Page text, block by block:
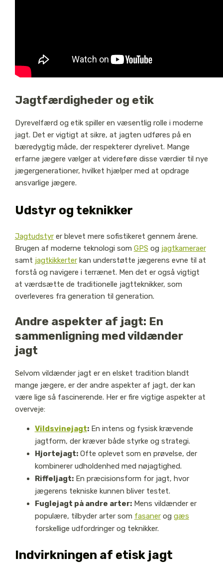
Jagtfærdigheder og etik
Dyrevelfærd og etik spiller en væsentlig rolle i moderne
jagt. Det er vigtigt at sikre, at jagten udføres på en
bæredygtig måde, der respekterer dyrelivet. Mange
erfarne jægere vælger at videreføre disse værdier til nye
jægergenerationer, hvilket hjælper med at opdrage
ansvarlige jægere.
Udstyr og teknikker
Jagtudstyrer blevet mere sofistikeret gennem årene.
Brugen af moderne teknologi som GPS og jagtkameraer
samt jagtkikkerterkan understøtte jægerens evne til at
forstå og navigere i terrænet. Men det er også vigtigt
at værdsætte de traditionelle jagtteknikker, som
overleveres fra generation til generation.
Andre aspekter af jagt: En
sammenligning med vildænder
jagt
Selvom vildænder jagt er en elsket tradition blandt
mange jægere, er der andre aspekter af jagt, der kan
være lige så fascinerende. Her er fire vigtige aspekter at
overveje:
Vildsvinejagt:En intens og fysisk krævende
jagtform, der kræver både styrke og strategi.
Hjortejagt:Ofte oplevet som en prøvelse, der
kombinerer udholdenhed med nøjagtighed.
Riffeljagt:En præcisionsform for jagt, hvor
jægerens tekniske kunnen bliver testet.
Fuglejagt på andre arter:Mens vildænder er
populære, tilbyder arter som fasanerog gæs
forskellige udfordringer og teknikker.
Indvirkningen af etisk jagt